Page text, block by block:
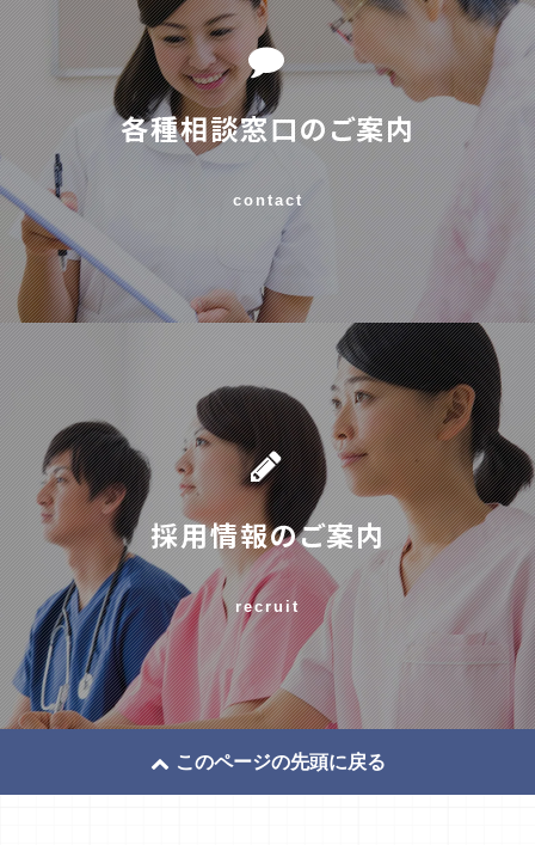
各種相談窓口のご案内
contact
採用情報のご案内
recruit
このページの先頭に戻る